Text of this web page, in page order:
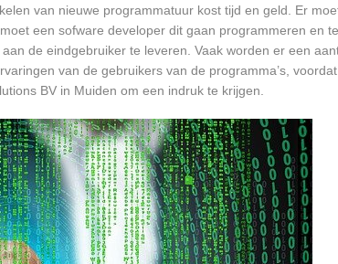
van nieuwe programmatuur kost tijd en geld. Er
een sofware developer dit gaan programmeren en
de eindgebruiker te leveren. Vaak worden er een
van de gebruikers van de programma’s,
BV in Muiden om een indruk te krijgen.